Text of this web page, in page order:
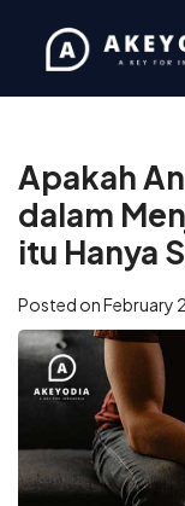
Hidup? Mungkin itu
Apakah
dalam
itu Hanya
Posted onFebruary